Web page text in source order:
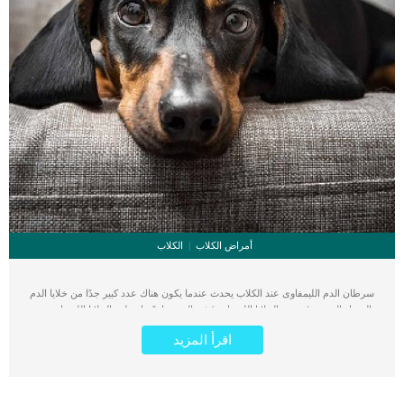
أمراض الكلاب الكلاب
سرطان الدم الليمفاوى عند الكلاب يحدث عندما يكون هناك عدد كبير جدًا من خلايا الدم
البيضاء الورمية (تسمى الخلايا الليمفاوية) في الدم. عادةً ما تتطور الخلايا الليمفاوية من
نخاع عظم الكلب. تعتبر الخلايا الليمفاوية المرتفعة المؤشر الرئيسي لسرطان الدم
الليمفاوي . على الرغم من أن عدد خلايا الدم البيضاء في المراحل الأولى من المرض
سيكون منخفضًا ، مما يجعل من الصعب تشخيص الحالة. اقرأ ايضا: سرطان الجلد الخبيث
اقرأ المزيد